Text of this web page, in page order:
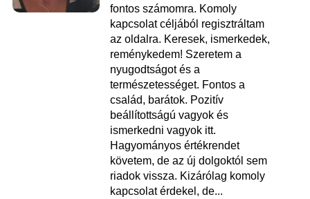
fontos számomra. Komoly
kapcsolat céljából regisztráltam
az oldalra. Keresek, ismerkedek,
reménykedem! Szeretem a
nyugodtságot és a
természetességet. Fontos a
család, barátok. Pozitív
beállítottságú vagyok és
ismerkedni vagyok itt.
Hagyományos értékrendet
követem, de az új dolgoktól sem
riadok vissza. Kizárólag komoly
kapcsolat érdekel, de...